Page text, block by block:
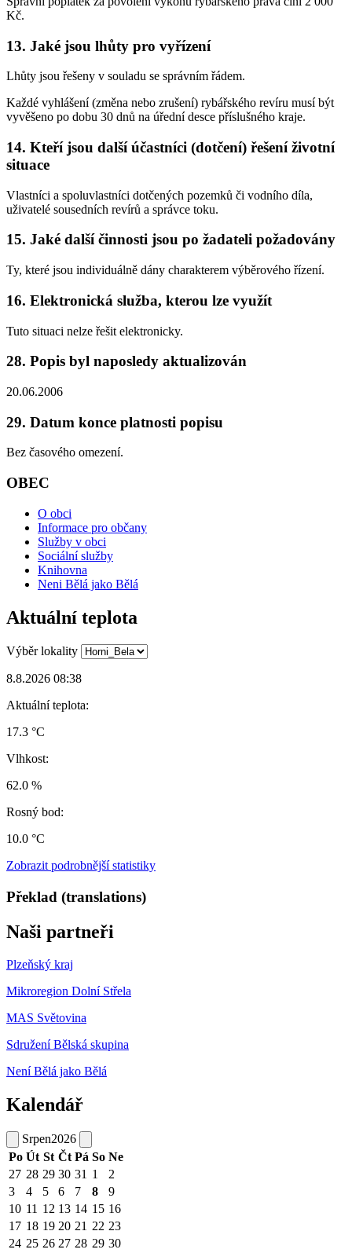
Kč.
13. Jaké jsou lhůty pro vyřízení
Lhůty jsou řešeny v souladu se správním řádem.
Každé vyhlášení (změna nebo zrušení) rybářského revíru musí být
vyvěšeno po dobu 30 dnů na úřední desce příslušného kraje.
14. Kteří jsou další účastníci (dotčení) řešení životní
situace
Vlastníci a spoluvlastníci dotčených pozemků či vodního díla,
uživatelé sousedních revírů a správce toku.
15. Jaké další činnosti jsou po žadateli požadovány
Ty, které jsou individuálně dány charakterem výběrového řízení.
16. Elektronická služba, kterou lze využít
Tuto situaci nelze řešit elektronicky.
28. Popis byl naposledy aktualizován
20.06.2006
29. Datum konce platnosti popisu
Bez časového omezení.
OBEC
O obci
Informace pro občany
Služby v obci
Sociální služby
Knihovna
Neni Bělá jako Bělá
Aktuální teplota
Výběr lokality
8.8.2026 08:38
Aktuální teplota:
17.3 °C
Vlhkost:
62.0 %
Rosný bod:
10.0 °C
Zobrazit podrobnější statistiky
Překlad (translations)
Naši partneři
Plzeňský kraj
Mikroregion Dolní Střela
MAS Světovina
Sdružení Bělská skupina
Není Bělá jako Bělá
Kalendář
Srpen2026
Po Út St Čt Pá So Ne
27 28 29 30 31 1
2
3
4 5 6 7 8
9
10 11 12 13 14 15 16
17 18 19 20 21 22 23
24 25 26 27 28 29 30